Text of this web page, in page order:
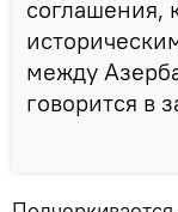
соглашения,
между
говорится в